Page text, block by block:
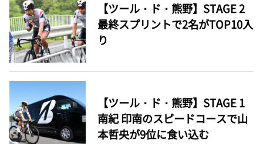
【ツール・ド・熊野】STAGE 2
最終スプリントで2名がTOP10入
り
【ツール・ド・熊野】STAGE 1
南紀 印南のスピードコースで山
本哲央が9位に食い込む